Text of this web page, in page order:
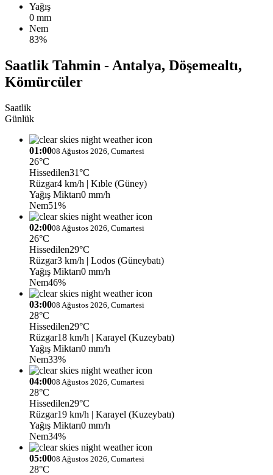
Yağış
0 mm
Nem
83%
Saatlik Tahmin - Antalya, Döşemealtı,
Kömürcüler
Saatlik
Günlük
01:0008 Ağustos 2026, Cumartesi
26°C
Hissedilen31°C
Rüzgar4 km/h | Kıble (Güney)
Yağış Miktarı0 mm/h
Nem51%
02:0008 Ağustos 2026, Cumartesi
26°C
Hissedilen29°C
Rüzgar3 km/h | Lodos (Güneybatı)
Yağış Miktarı0 mm/h
Nem46%
03:0008 Ağustos 2026, Cumartesi
28°C
Hissedilen29°C
Rüzgar18 km/h | Karayel (Kuzeybatı)
Yağış Miktarı0 mm/h
Nem33%
04:0008 Ağustos 2026, Cumartesi
28°C
Hissedilen29°C
Rüzgar19 km/h | Karayel (Kuzeybatı)
Yağış Miktarı0 mm/h
Nem34%
05:0008 Ağustos 2026, Cumartesi
28°C